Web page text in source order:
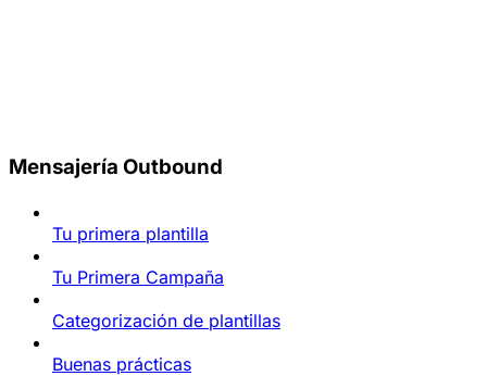
Mensajería Outbound
Tu primera plantilla
Tu Primera Campaña
Categorización de plantillas
Buenas prácticas